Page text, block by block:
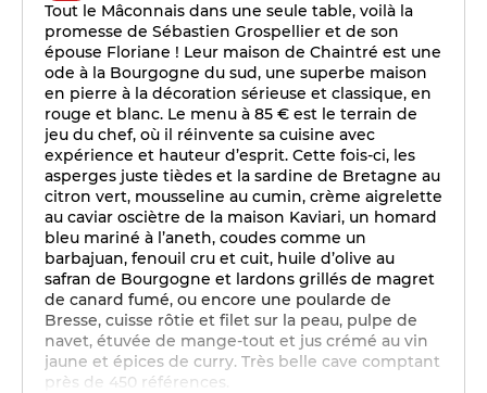
Tout le Mâconnais dans une seule table, voilà la
promesse de Sébastien Grospellier et de son
épouse Floriane ! Leur maison de Chaintré est une
ode à la Bourgogne du sud, une superbe maison
en pierre à la décoration sérieuse et classique, en
rouge et blanc. Le menu à 85 € est le terrain de
jeu du chef, où il réinvente sa cuisine avec
expérience et hauteur d’esprit. Cette fois-ci, les
asperges juste tièdes et la sardine de Bretagne au
citron vert, mousseline au cumin, crème aigrelette
au caviar osciètre de la maison Kaviari, un homard
bleu mariné à l’aneth, coudes comme un
barbajuan, fenouil cru et cuit, huile d’olive au
safran de Bourgogne et lardons grillés de magret
de canard fumé, ou encore une poularde de
Bresse, cuisse rôtie et filet sur la peau, pulpe de
navet, étuvée de mange-tout et jus crémé au vin
jaune et épices de curry. Très belle cave comptant
près de 450 références.